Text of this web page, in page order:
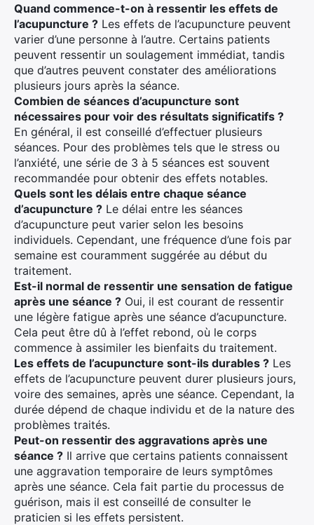
Quand commence-t-on à ressentir les effets de
l’acupuncture ? Les effets de l’acupuncture peuvent
varier d’une personne à l’autre. Certains patients
peuvent ressentir un soulagement immédiat, tandis
que d’autres peuvent constater des améliorations
plusieurs jours après la séance.
Combien de séances d’acupuncture sont
nécessaires pour voir des résultats significatifs ?
En général, il est conseillé d’effectuer plusieurs
séances. Pour des problèmes tels que le stress ou
l’anxiété, une série de 3 à 5 séances est souvent
recommandée pour obtenir des effets notables.
Quels sont les délais entre chaque séance
d’acupuncture ? Le délai entre les séances
d’acupuncture peut varier selon les besoins
individuels. Cependant, une fréquence d’une fois par
semaine est couramment suggérée au début du
traitement.
Est-il normal de ressentir une sensation de fatigue
après une séance ? Oui, il est courant de ressentir
une légère fatigue après une séance d’acupuncture.
Cela peut être dû à l’effet rebond, où le corps
commence à assimiler les bienfaits du traitement.
Les effets de l’acupuncture sont-ils durables ? Les
effets de l’acupuncture peuvent durer plusieurs jours,
voire des semaines, après une séance. Cependant, la
durée dépend de chaque individu et de la nature des
problèmes traités.
Peut-on ressentir des aggravations après une
séance ? Il arrive que certains patients connaissent
une aggravation temporaire de leurs symptômes
après une séance. Cela fait partie du processus de
guérison, mais il est conseillé de consulter le
praticien si les effets persistent.